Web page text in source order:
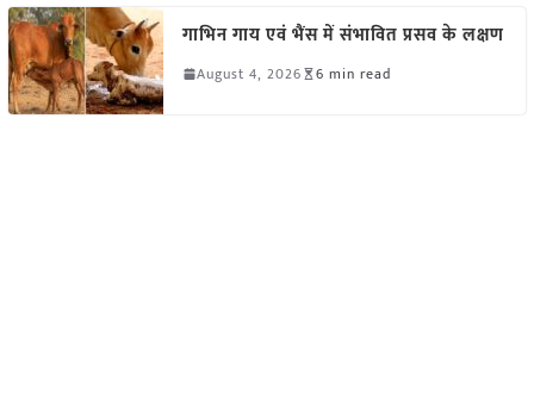
गाभिन गाय एवं भैंस में संभावित प्रसव के लक्षण
August 4, 2026 6 min read